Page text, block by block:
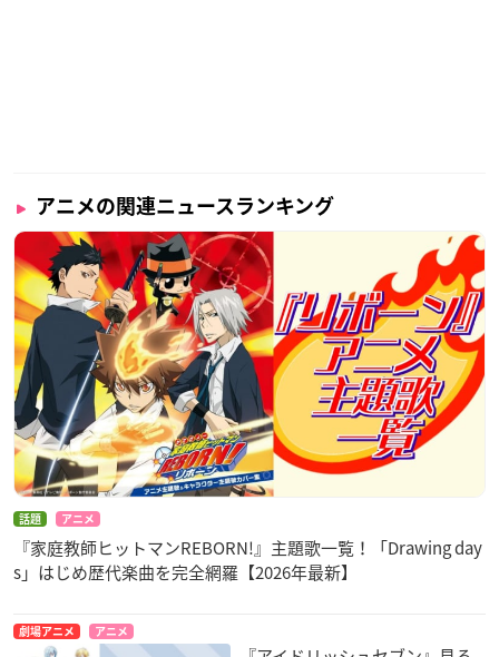
アニメの関連ニュースランキング
話題 アニメ
『家庭教師ヒットマンREBORN!』主題歌一覧！「Drawing day
s」はじめ歴代楽曲を完全網羅【2026年最新】
劇場アニメ アニメ